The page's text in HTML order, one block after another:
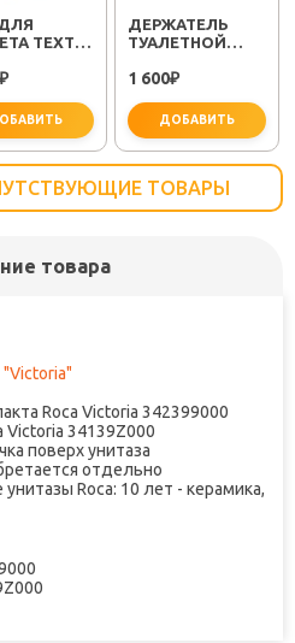
не забудьте купить
TEXT
ДЕРЖАТЕЛЬ
ТУАЛЕТНОЙ
KVADRO FX-
1 600₽
ДОБАВИТЬ
ТОВАРЫ
товара
Roca Victoria 342399000
Victoria 34139Z000
поверх унитаза
отдельно
Roca: 10 лет - керамика,